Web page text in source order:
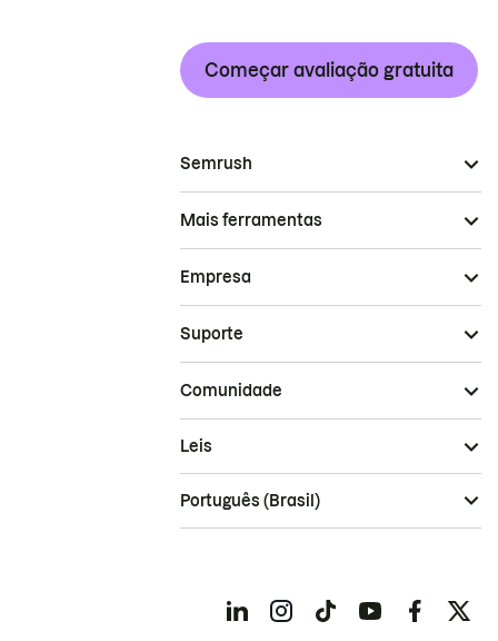
Começar avaliação gratuita
Semrush
Mais ferramentas
Empresa
Suporte
Comunidade
Leis
Português (Brasil)